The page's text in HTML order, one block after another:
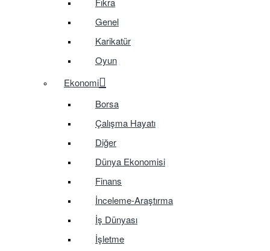
Genel
Karikatür
Oyun
Ekonomi
Borsa
Çalışma Hayatı
Diğer
Dünya Ekonomisi
Finans
İnceleme-Araştırma
İş Dünyası
İşletme